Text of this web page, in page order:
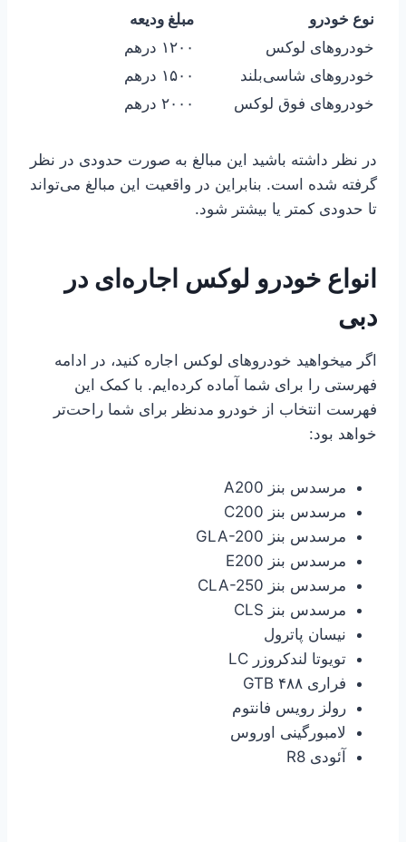
نوع خودرو
مبلغ ودیعه
خودروهای لوکس
۱۲۰۰ درهم
خودروهای شاسی‌بلند
۱۵۰۰ درهم
خودروهای فوق لوکس
۲۰۰۰ درهم
در نظر داشته باشید این مبالغ به صورت حدودی در نظر
گرفته شده است. بنابراین در واقعیت این مبالغ می‌تواند
تا حدودی کمتر یا بیشتر شود.
انواع خودرو لوکس اجاره‌ای در
دبی
اگر می‎خواهید خودروهای لوکس اجاره کنید، در ادامه
فهرستی را برای شما آماده کرده‌ایم. با کمک این
فهرست انتخاب از خودرو مدنظر برای شما راحت‌تر
خواهد بود:
مرسدس بنز A200
مرسدس بنز C200
مرسدس بنز GLA-200
مرسدس بنز E200
مرسدس بنز CLA-250
مرسدس بنز CLS
نیسان پاترول
تویوتا لندکروزر LC
فراری ۴۸۸ GTB
رولز رویس فانتوم
لامبورگینی اوروس
آئودی R8